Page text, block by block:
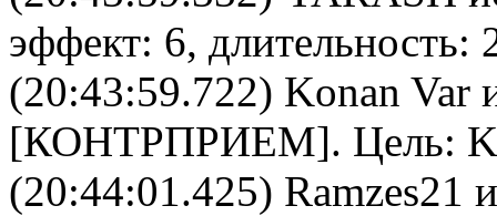
эффект: 6, длительность:
(20:43:59.722) Konan Var
[КОНТРПРИЕМ]. Цель:
(20:44:01.425) Ramzes21